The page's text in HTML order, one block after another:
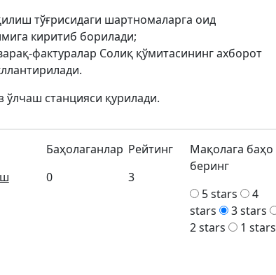
тўғрисидаги шартномаларга оид
киритиб борилади;
фактуралар Солиқ қўмитасининг ахборот
ўлчаш станцияси қурилади.
Баҳолаганлар
0
Рейтинг
3
Мақолага баҳо
беринг
5 stars
4
stars
3 stars
2 stars
1 stars